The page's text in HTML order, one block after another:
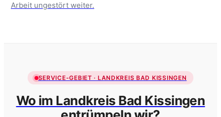
Arbeit ungestört weiter.
SERVICE-GEBIET · LANDKREIS BAD KISSINGEN
Wo im Landkreis Bad Kissingen